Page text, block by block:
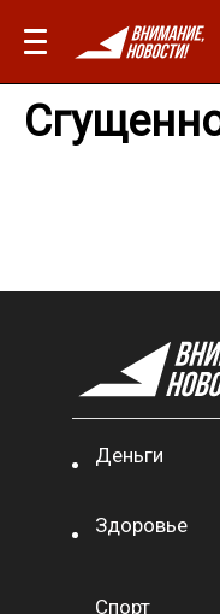
Деньги
Здоровье
Спорт